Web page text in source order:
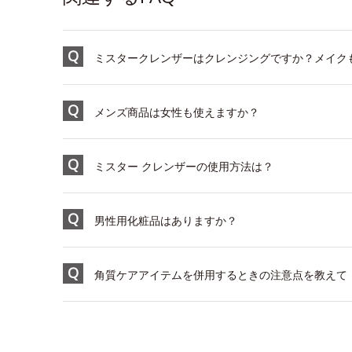
ミスタークレンザーはクレンジングですか？メイク
メンズ商品は女性も使えますか？
ミスター クレンザーの使用方法は？
男性用化粧品はありますか？
角質ケアアイテムを併用するときの注意点を教えて